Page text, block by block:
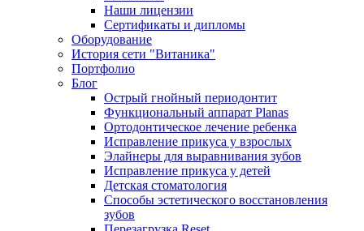
Наши лицензии
Сертификаты и дипломы
Оборудование
История сети "Витаника"
Портфолио
Блог
Острый гнойный периодонтит
Функциональный аппарат Planas
Ортодонтическое лечение ребенка
Исправление прикуса у взрослых
Элайнеры для выравнивания зубов
Исправление прикуса у детей
Детская стоматология
Способы эстетического восстановления
зубов